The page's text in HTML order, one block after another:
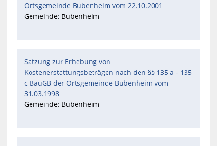
Ortsgemeinde Bubenheim vom 22.10.2001
Gemeinde: Bubenheim
Satzung zur Erhebung von
Kostenerstattungsbeträgen nach den §§ 135 a - 135
c BauGB der Ortsgemeinde Bubenheim vom
31.03.1998
Gemeinde: Bubenheim